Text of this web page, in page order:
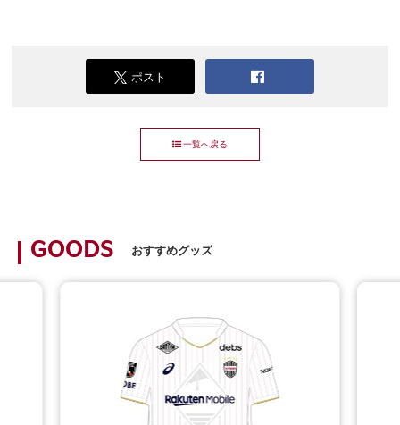
ポスト
一覧へ戻る
GOODS おすすめグッズ